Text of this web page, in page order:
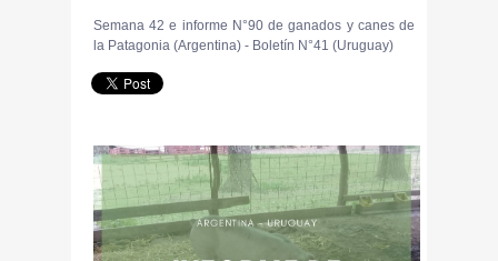
Semana 42 e informe N°90 de ganados y canes de
la Patagonia (Argentina) - Boletín N°41 (Uruguay)